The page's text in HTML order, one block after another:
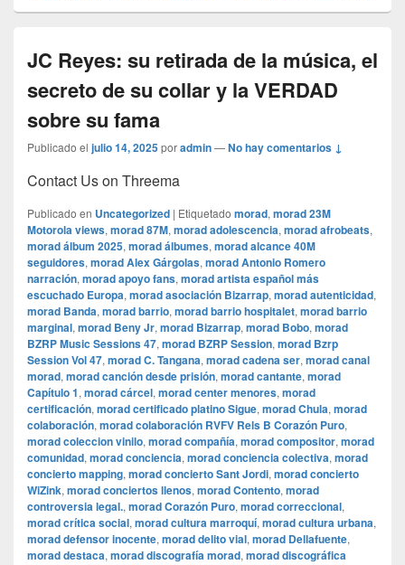
JC Reyes: su retirada de la música, el
secreto de su collar y la VERDAD
sobre su fama
Publicado el julio 14, 2025poradmin—No hay comentarios ↓
Contact Us on Threema
Publicado en Uncategorized | Etiquetado morad, morad 23M
Motorola views, morad 87M, morad adolescencia, morad afrobeats,
morad álbum 2025, morad álbumes, morad alcance 40M
seguidores, morad Alex Gárgolas, morad Antonio Romero
narración, morad apoyo fans, morad artista español más
escuchado Europa, morad asociación Bizarrap, morad autenticidad,
morad Banda, morad barrio, morad barrio hospitalet, morad barrio
marginal, morad Beny Jr, morad Bizarrap, morad Bobo, morad
BZRP Music Sessions 47, morad BZRP Session, morad Bzrp
Session Vol 47, morad C. Tangana, morad cadena ser, morad canal
morad, morad canción desde prisión, morad cantante, morad
Capítulo 1, morad cárcel, morad center menores, morad
certificación, morad certificado platino Sigue, morad Chula, morad
colaboración, morad colaboración RVFV Rels B Corazón Puro,
morad coleccion vinilo, morad compañía, morad compositor, morad
comunidad, morad conciencia, morad conciencia colectiva, morad
concierto mapping, morad concierto Sant Jordi, morad concierto
WiZink, morad conciertos llenos, morad Contento, morad
controversia legal., morad Corazón Puro, morad correccional,
morad crítica social, morad cultura marroquí, morad cultura urbana,
morad defensor inocente, morad delito vial, morad Dellafuente,
morad destaca, morad discografía morad, morad discográfica